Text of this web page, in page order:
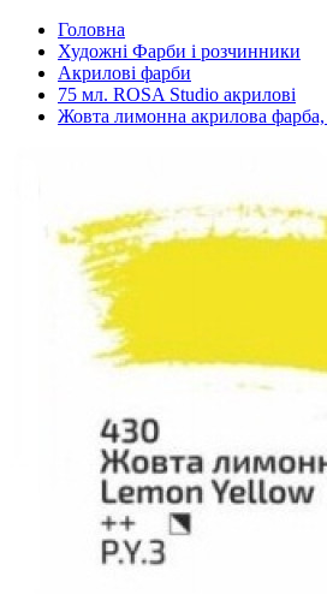
Головна
Художні Фарби і розчинники
Акрилові фарби
75 мл. ROSA Studio акрилові
Жовта лимонна акрилова